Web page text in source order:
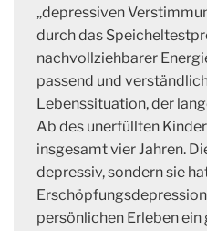
„depressiven
durch das
nachvollziehbarer
passend und
Lebenssituation, der
Ab des unerfüllten
insgesamt vier Jahren.
depressiv, sondern sie
persönlichen Erleben